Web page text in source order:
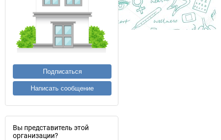
Подписаться
Написать сообщение
Вы представитель этой
организации?